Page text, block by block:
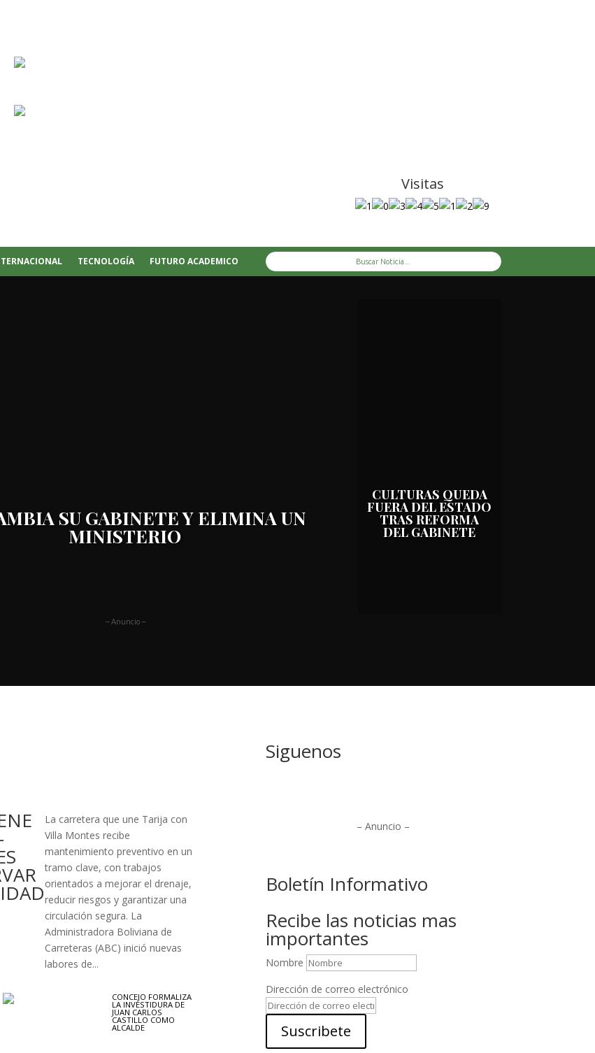
Visitas
TECNOLOGÍA FUTURO ACADEMICO
SU GABINETE Y ELIMINA UN
MINISTERIO
CULTURAS QUEDA
FUERA DEL ESTADO
TRAS REFORMA
DEL GABINETE
– Anuncio –
La carretera que une Tarija con
Villa Montes recibe
mantenimiento preventivo en un
tramo clave, con trabajos
orientados a mejorar el drenaje,
reducir riesgos y garantizar una
circulación segura. La
Administradora Boliviana de
Carreteras (ABC) inició nuevas
labores de...
CONCEJO FORMALIZA
LA INVESTIDURA DE
JUAN CARLOS
CASTILLO COMO
ALCALDE
Siguenos
– Anuncio –
Boletín Informativo
Recibe las noticias mas
importantes
Nombre
Dirección de correo electrónico
Suscribete